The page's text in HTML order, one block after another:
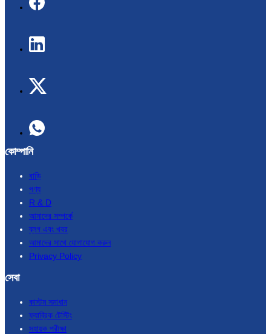
কোম্পানি
বাড়ি
পণ্য
R & D
আমাদের সম্পর্কে
ব্লগ এবং খবর
আমাদের সাথে যোগাযোগ করুন
Privacy Policy
সেবা
কাস্টম সমাধান
ফ্যাব্রিক টেস্টিং
সহায়ক পরীক্ষা